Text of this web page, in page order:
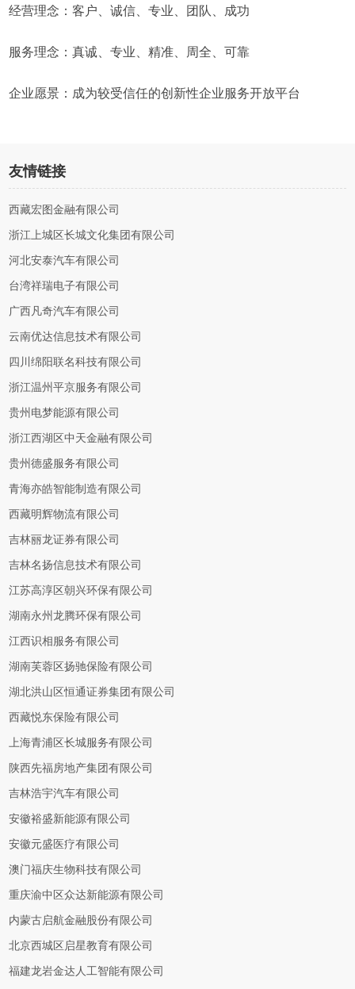
经营理念：客户、诚信、专业、团队、成功
服务理念：真诚、专业、精准、周全、可靠
企业愿景：成为较受信任的创新性企业服务开放平台
友情链接
西藏宏图金融有限公司
浙江上城区长城文化集团有限公司
河北安泰汽车有限公司
台湾祥瑞电子有限公司
广西凡奇汽车有限公司
云南优达信息技术有限公司
四川绵阳联名科技有限公司
浙江温州平京服务有限公司
贵州电梦能源有限公司
浙江西湖区中天金融有限公司
贵州德盛服务有限公司
青海亦皓智能制造有限公司
西藏明辉物流有限公司
吉林丽龙证券有限公司
吉林名扬信息技术有限公司
江苏高淳区朝兴环保有限公司
湖南永州龙腾环保有限公司
江西识相服务有限公司
湖南芙蓉区扬驰保险有限公司
湖北洪山区恒通证券集团有限公司
西藏悦东保险有限公司
上海青浦区长城服务有限公司
陕西先福房地产集团有限公司
吉林浩宇汽车有限公司
安徽裕盛新能源有限公司
安徽元盛医疗有限公司
澳门福庆生物科技有限公司
重庆渝中区众达新能源有限公司
内蒙古启航金融股份有限公司
北京西城区启星教育有限公司
福建龙岩金达人工智能有限公司